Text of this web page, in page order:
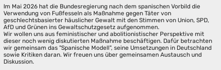
Im Mai 2026 hat die Bundesregierung nach dem spanischen Vorbild die
Verwendung von Fußfesseln als Maßnahme gegen Täter von
geschlechtsbasierter häuslicher Gewalt mit den Stimmen von Union, SPD,
AfD und Grünen ins Gewaltschutzgesetz aufgenommen.
Wir wollen uns aus feministischer und abolitionistischer Perspektive mit
dieser noch wenig diskutierten Maßnahme beschäftigen. Dafür betrachten
wir gemeinsam das "Spanische Modell", seine Umsetzungen in Deutschland
sowie Kritiken daran. Wir freuen uns über gemeinsamen Austausch und
Diskussion.